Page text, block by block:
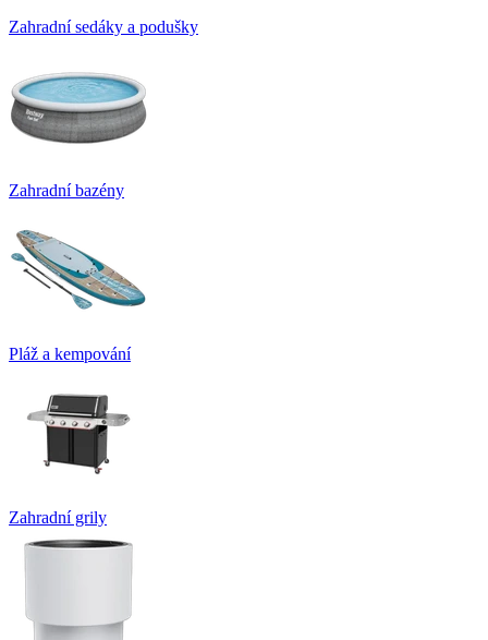
Zahradní sedáky a podušky
Zahradní bazény
Pláž a kempování
Zahradní grily